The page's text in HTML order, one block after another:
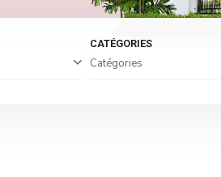
CATÉGORIES
Catégories